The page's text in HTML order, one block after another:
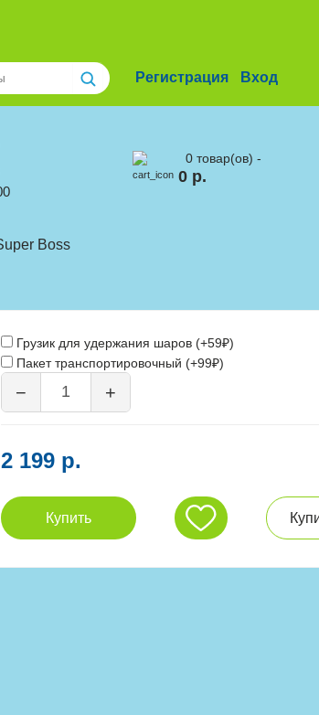
Регистрация Вход
0 товар(ов) -
0 р.
Boss
Грузик для удержания шаров (+59₽)
Пакет транспортировочный (+99₽)
− +
2 199 р.
Купить